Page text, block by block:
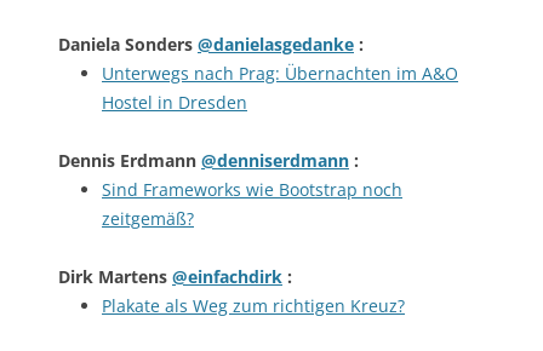
Daniela Sonders @danielasgedanke :
Unterwegs nach Prag: Übernachten im A&O
Hostel in Dresden
Dennis Erdmann @denniserdmann :
Sind Frameworks wie Bootstrap noch
zeitgemäß?
Dirk Martens @einfachdirk :
Plakate als Weg zum richtigen Kreuz?